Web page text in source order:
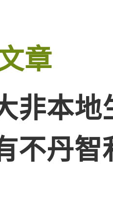
章
非本地
不丹智